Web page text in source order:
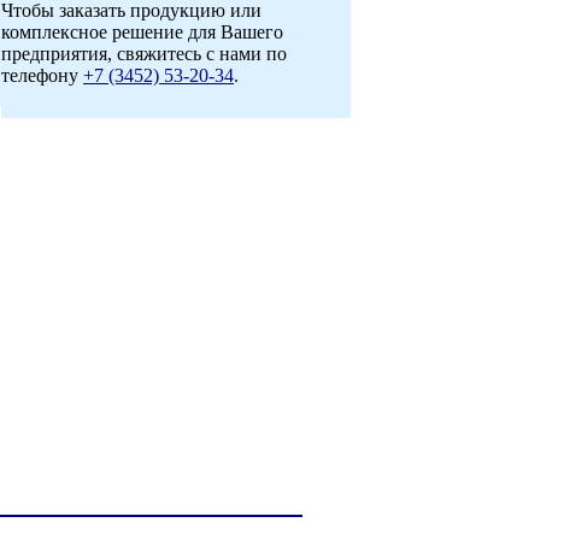
Чтобы заказать продукцию или
комплексное решение для Вашего
предприятия, свяжитесь с нами по
телефону +7 (3452) 53-20-34.